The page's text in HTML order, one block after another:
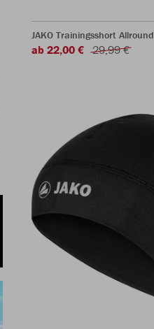
JAKO Trainingsshort Allround
ab 22,00 € 29,99 €